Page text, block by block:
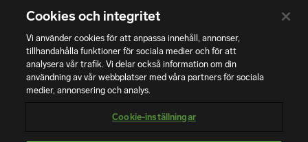
Mer information
Copyright © Installatörsföretagen. Alla rättigheter förbehålls.
Integritetspolicy | Användning av cookies | Bli medlem
Cookies och integritet
Vi använder cookies för att anpassa innehåll, annonser,
tillhandahålla funktioner för sociala medier och för att
analysera vår trafik. Vi delar också information om din
användning av vår webbplatser med våra partners för sociala
medier, annonsering och analys.
Cookie-inställningar